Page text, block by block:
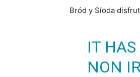
Bród y Síoda
IT
NON